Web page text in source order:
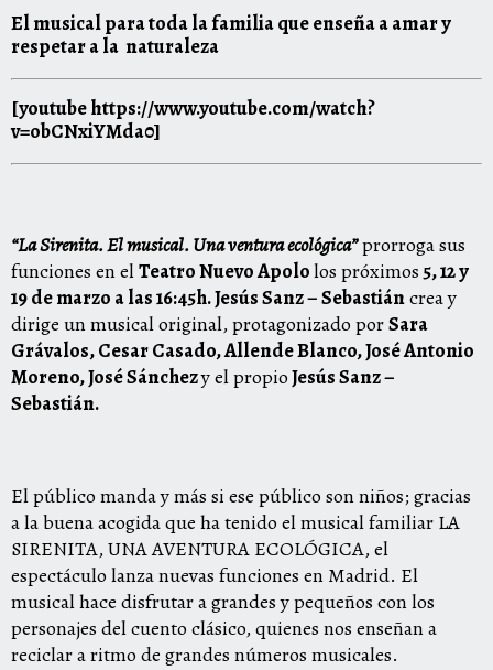
El musical para toda la familia que enseña a amar y
respetar a la naturaleza
[youtube https://www.youtube.com/watch?
v=obCNxiYMda0]
“LaSirenita. El musical. Una ventura ecológica”prorroga sus
funciones en elTeatro Nuevo Apololos próximos5, 12 y
19 de marzo a las 16:45h. Jesús Sanz – Sebastiáncrea y
dirige un musical original, protagonizado porSara
Grávalos, Cesar Casado, Allende Blanco, José Antonio
Moreno, José Sánchezy el propioJesús Sanz –
Sebastián.
El público manda y más si ese público son niños; gracias
alabuena acogida que ha tenido el musical familiar LA
SIRENITA, UNA AVENTURA ECOLÓGICA, el
espectáculo lanza nuevas funciones en Madrid. El
musical hace disfrutar a grandes y pequeños con los
personajes del cuento clásico, quienes nos enseñan a
reciclar a ritmo de grandes números musicales.